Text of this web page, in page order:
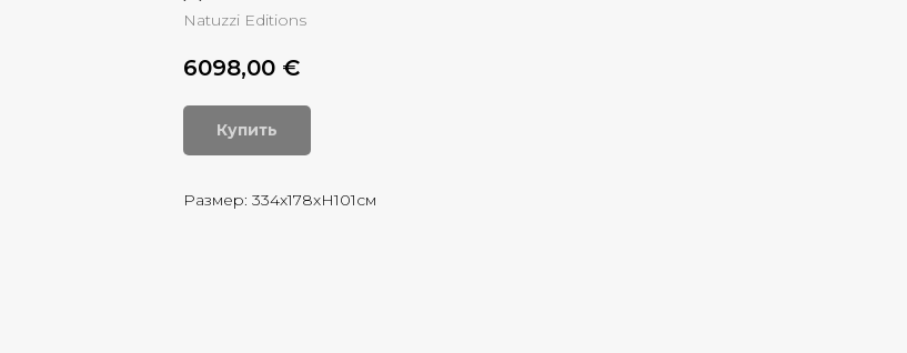
Natuzzi Editions
6098,00 €
Купить
Размер: 334х178хH101см